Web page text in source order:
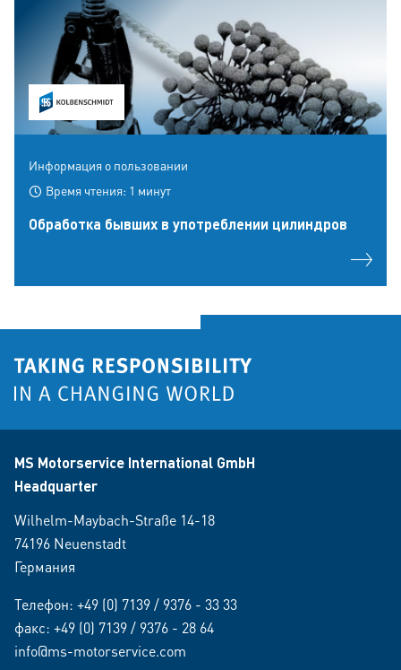
Информация о пользовании
Время чтения: 1 минут
Обработка бывших в употреблении цилиндров
MS Motorservice International GmbH
Headquarter
Wilhelm-Maybach-Straße 14-18
74196 Neuenstadt
Германия
Телефон: +49 (0) 7139 / 9376 - 33 33
факс: +49 (0) 7139 / 9376 - 28 64
info@ms-motorservice.com